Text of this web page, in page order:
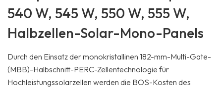
540 W, 545 W, 550 W, 555 W,
Halbzellen-Solar-Mono-Panels
Durch den Einsatz der monokristallinen 182-mm-Multi-Gate-
(MBB)-Halbschnitt-PERC-Zellentechnologie für
Hochleistungssolarzellen werden die BOS-Kosten des